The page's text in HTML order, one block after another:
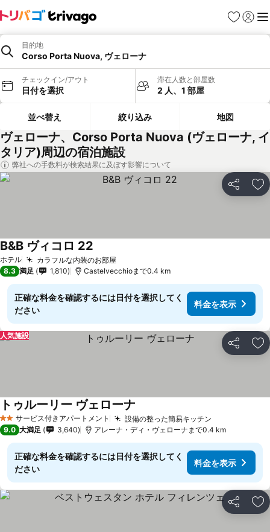
お気に入り
ログイ
メ
目的地
Corso Porta Nuova, ヴェローナ
チェックイン/アウト
日付を選択
滞在人数と部屋数
2 人、1 部屋
並べ替え 絞り込み 地図
ヴェローナ、Corso Porta Nuova (ヴェローナ, イ
タリア)周辺の宿泊施設
弊社への手数料が検索結果に及ぼす影響について
シェア お
ホテル カラフルな内装のお部屋
B&B ヴィコロ 22
8.3 満足 1,810 Castelvecchioまで0.4 km
正確な料金を確認するには日付を選択してく
ださい
料金を表示
シェア お
人気施設
2 ホテルのランク
サービス付きアパートメント 設備の整った簡易キッチン
トゥルーリー ヴェローナ
9.0 大満足 3,640 アレーナ・ディ・ヴェローナまで0.4 km
正確な料金を確認するには日付を選択してく
ださい
料金を表示
シェア お